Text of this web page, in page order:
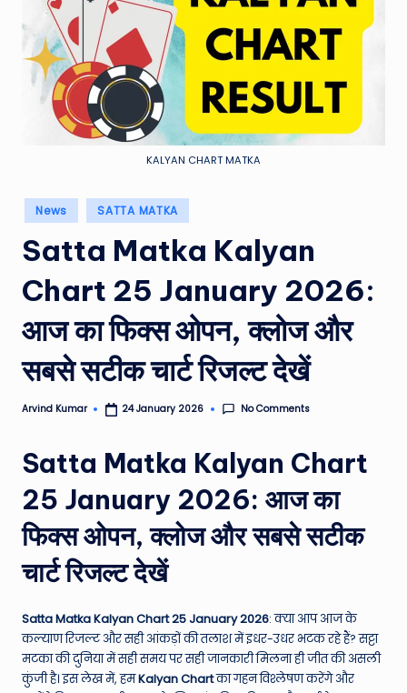
t
e
c
h
&
M
o
vi
N
e
w
s
A
ro
u
n
KALYAN CHART MATKA
Posted
in
News SATTA MATKA
Satta Matka Kalyan
Chart 25 January 2026:
आज का फिक्स ओपन, क्लोज और
सबसे सटीक चार्ट रिजल्ट देखें
Posted
Arvind Kumar 24 January 2026 No Comments
Satta Matka Kalyan Chart
25 January 2026: आज का
फिक्स ओपन, क्लोज और सबसे सटीक
चार्ट रिजल्ट देखें
Satta Matka Kalyan Chart 25 January 2026: क्या आप आज के
कल्याण रिजल्ट और सही आंकड़ों की तलाश में इधर-उधर भटक रहे हैं? सट्टा
मटका की दुनिया में सही समय पर सही जानकारी मिलना ही जीत की असली
कुंजी है। इस लेख में, हमKalyan Chartका गहन विश्लेषण करेंगे और